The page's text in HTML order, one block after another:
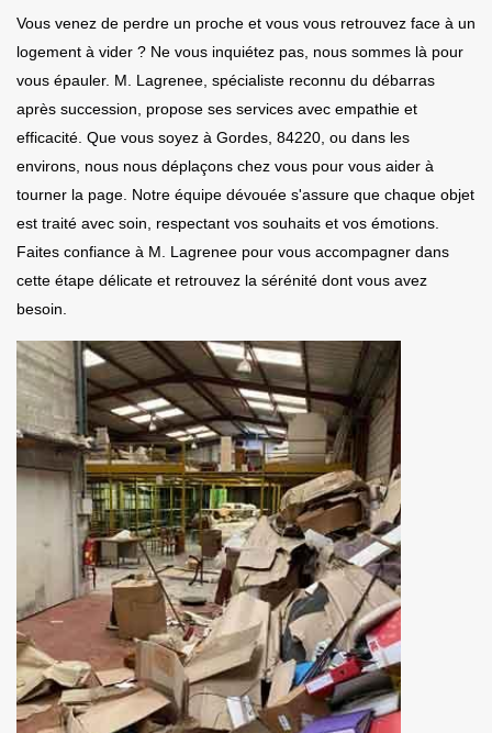
Vous venez de perdre un proche et vous vous retrouvez face à un
logement à vider ? Ne vous inquiétez pas, nous sommes là pour
vous épauler. M. Lagrenee, spécialiste reconnu du débarras
après succession, propose ses services avec empathie et
efficacité. Que vous soyez à Gordes, 84220, ou dans les
environs, nous nous déplaçons chez vous pour vous aider à
tourner la page. Notre équipe dévouée s'assure que chaque objet
est traité avec soin, respectant vos souhaits et vos émotions.
Faites confiance à M. Lagrenee pour vous accompagner dans
cette étape délicate et retrouvez la sérénité dont vous avez
besoin.